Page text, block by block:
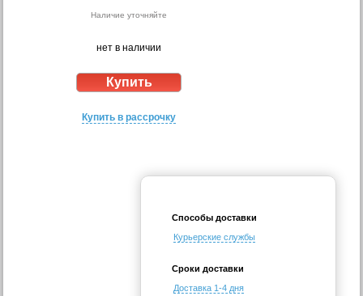
Наличие уточняйте
нет в наличии
Купить в рассрочку
Способы доставки
Курьерские службы
Сроки доставки
Доставка 1-4 дня